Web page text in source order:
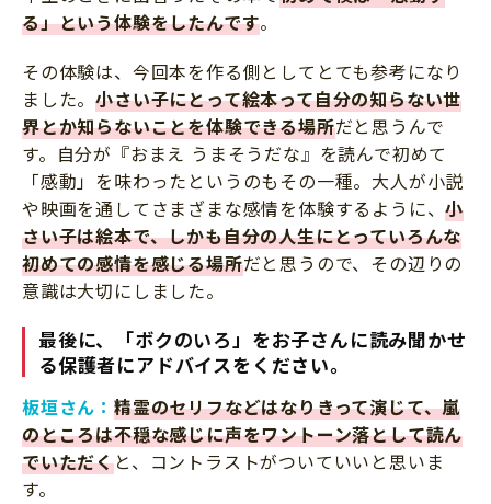
る」という体験をしたんです。
その体験は、今回本を作る側としてとても参考になり
ました。小さい子にとって絵本って自分の知らない世
界とか知らないことを体験できる場所だと思うんで
す。自分が『おまえ うまそうだな』を読んで初めて
「感動」を味わったというのもその一種。大人が小説
や映画を通してさまざまな感情を体験するように、小
さい子は絵本で、しかも自分の人生にとっていろんな
初めての感情を感じる場所だと思うので、その辺りの
意識は大切にしました。
最後に、「ボクのいろ」をお子さんに読み聞かせ
る保護者にアドバイスをください。
板垣さん： 精霊のセリフなどはなりきって演じて、嵐
のところは不穏な感じに声をワントーン落として読ん
でいただくと、コントラストがついていいと思いま
す。